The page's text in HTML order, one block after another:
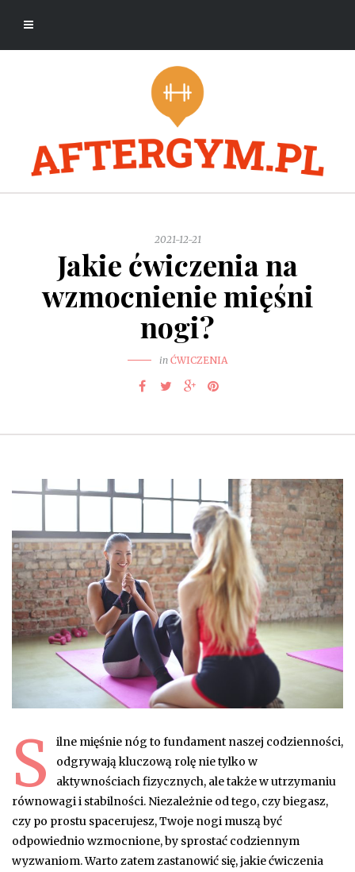
2021-12-21
Jakie ćwiczenia na
wzmocnienie mięśni
nogi?
in ĆWICZENIA
S
ilne mięśnie nóg to fundament naszej codzienności,
odgrywają kluczową rolę nie tylko w
aktywnościach fizycznych, ale także w utrzymaniu
równowagi i stabilności. Niezależnie od tego, czy biegasz,
czy po prostu spacerujesz, Twoje nogi muszą być
odpowiednio wzmocnione, by sprostać codziennym
wyzwaniom. Warto zatem zastanowić się, jakie ćwiczenia